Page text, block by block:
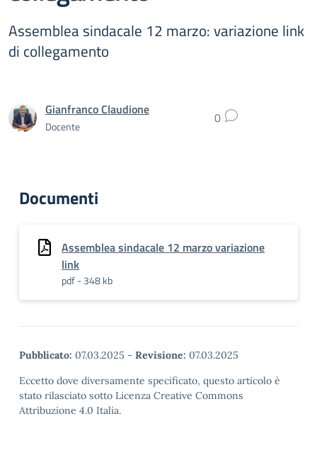
Assemblea sindacale 12 marzo: variazione link
di collegamento
Gianfranco Claudione
Docente 0
Documenti
Assemblea sindacale 12 marzo variazione
link
pdf - 348 kb
Pubblicato: 07.03.2025 - Revisione: 07.03.2025
Eccetto dove diversamente specificato, questo articolo è
stato rilasciato sotto Licenza Creative Commons
Attribuzione 4.0 Italia.